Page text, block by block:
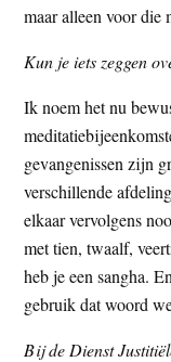
maar alleen voor die
Kun je iets zeggen
Ik noem het nu
gevangenissen zijn
verschillende
elkaar vervolgens
met tien, twaalf,
heb je een sangha.
gebruik dat woord
Bij de Dienst